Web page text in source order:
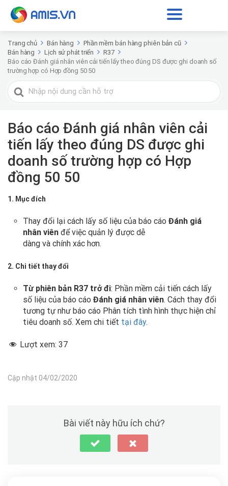
Trang chủ Bán hàng
Phần mềm bán hàng phiên bản cũ
Bán hàng
Lịch sử phát triển
R37
Báo cáo Đánh giá nhân viên cải tiến lấy theo đúng DS được ghi doanh số
trường hợp có Hợp đồng 50 50
Tìm
kiếm
Báo cáo Đánh giá nhân viên cải
tiến lấy theo đúng DS được ghi
doanh số trường hợp có Hợp
đồng 50 50
1. Mục đích
Thay đổi lại cách lấy số liệu của báo cáo Đánh giá
nhân viên để việc quản lý được dễ
dàng và chính xác hơn.
2. Chi tiết thay đổi
Từ phiên bản R37 trở đi: Phần mềm cải tiến cách lấy
số liệu của báo cáo Đánh giá nhân viên. Cách thay đổi
tương tự như báo cáo Phân tích tình hình thực hiện chỉ
tiêu doanh số. Xem chi tiết tại đây.
Lượt xem: 37
Cập nhật 04/02/2020
Bài viết này hữu ích chứ?